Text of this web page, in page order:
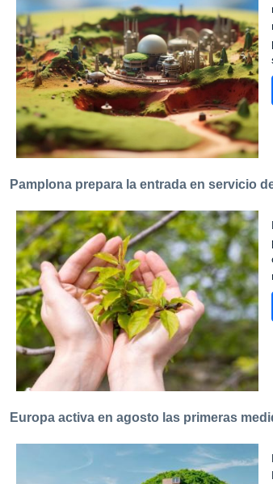
Pamplona prepara la entrada en servicio
Europa activa en agosto las primeras